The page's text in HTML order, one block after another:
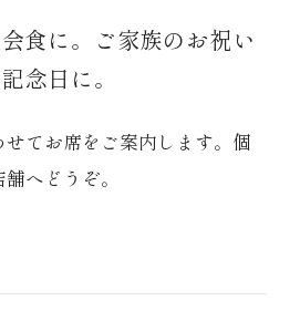
食に。ご家族のお祝い
念日に。
てお席をご案内します。個
へどうぞ。